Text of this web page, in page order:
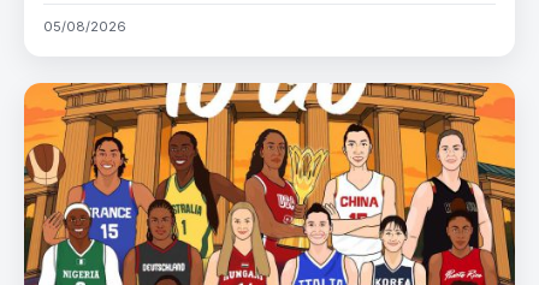
05/08/2026